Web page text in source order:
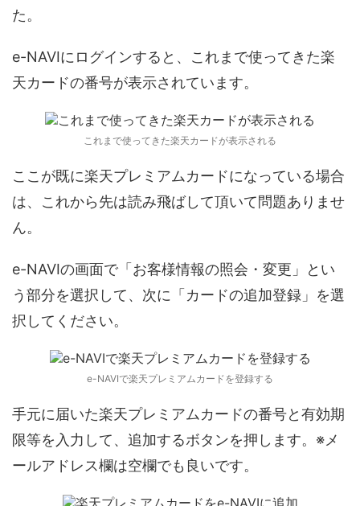
た。
e-NAVIにログインすると、これまで使ってきた楽
天カードの番号が表示されています。
これまで使ってきた楽天カードが表示される
ここが既に楽天プレミアムカードになっている場合
は、これから先は読み飛ばして頂いて問題ありませ
ん。
e-NAVIの画面で「お客様情報の照会・変更」とい
う部分を選択して、次に「カードの追加登録」を選
択してください。
e-NAVIで楽天プレミアムカードを登録する
手元に届いた楽天プレミアムカードの番号と有効期
限等を入力して、追加するボタンを押します。※メ
ールアドレス欄は空欄でも良いです。